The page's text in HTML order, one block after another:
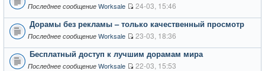
Последнее сообщение Worksale 24-03, 15:46
Дорамы без рекламы – только качественный просмотр
Последнее сообщение Worksale 23-03, 18:36
Бесплатный доступ к лучшим дорамам мира
Последнее сообщение Worksale 22-03, 15:53